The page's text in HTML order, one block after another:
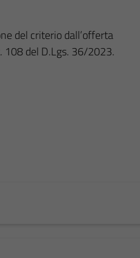
del criterio dall’offerta
108 del D.Lgs. 36/2023.